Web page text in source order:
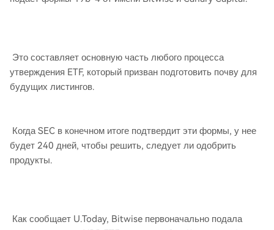
Это составляет основную часть любого процесса
утверждения ETF, который призван подготовить почву для
будущих листингов.
Когда SEC в конечном итоге подтвердит эти формы, у нее
будет 240 дней, чтобы решить, следует ли одобрить
продукты.
Как сообщает U.Today, Bitwise первоначально подала